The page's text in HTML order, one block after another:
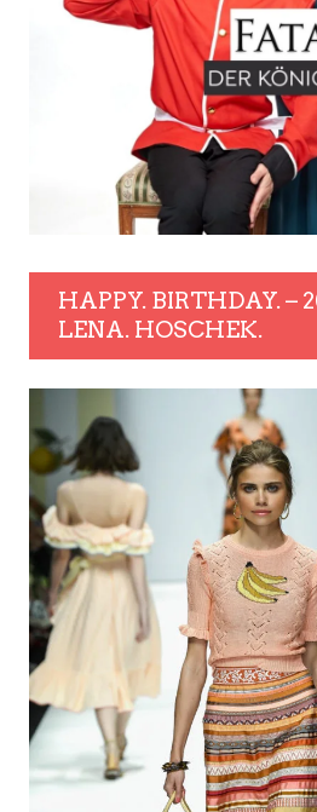
HAPPY. BIRTHDAY. –
LENA. HOSCHEK.